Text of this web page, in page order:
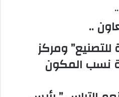
..
للتصنيع” ومركز
نسب المكون